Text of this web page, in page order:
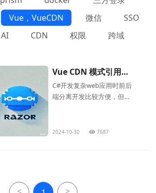
Vue，VueCDN 微信
SSO
AI CDN 权限 跨域
Vue CDN 模式引用到
razor模板附加JS常用
数据操作
C#开发复杂web应用时前后
端分离开发比较方便，但是
在VS编辑器中使用
2024-10-30 7687
< >